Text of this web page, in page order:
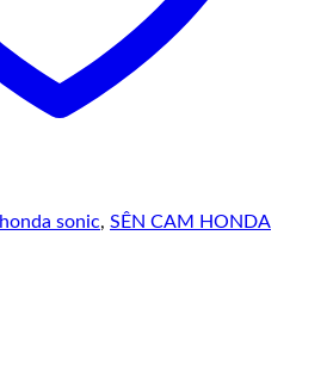
honda sonic, SÊN CAM HONDA